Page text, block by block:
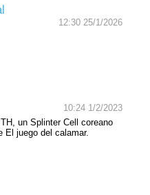
12:30 25/1/2026
10:24 1/2/2023
un Splinter Cell coreano
El juego del calamar.